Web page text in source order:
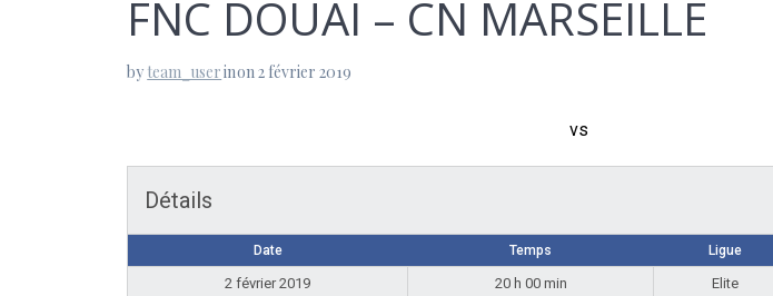
FNC DOUAI – CN MARSEILLE
by team_userinon 2 février 2019
vs
Détails
Date Temps Ligue
2 février 2019 20 h 00 min Elite